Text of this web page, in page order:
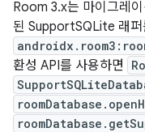
Room 3.x는 마이그레
된 SupportSQLite 래퍼
환성 API를 사용하면